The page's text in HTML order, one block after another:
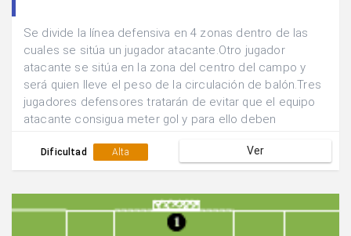
Se divide la línea defensiva en 4 zonas dentro de las
cuales se sitúa un jugador atacante.Otro jugador
atacante se sitúa en la zona del centro del campo y
será quien lleve el peso de la circulación de balón.Tres
jugadores defensores tratarán de evitar que el equipo
atacante consigua meter gol y para ello deben
más cercanas al balón.Defender hasta la finalización de
la jugada.
Dificultad Alta Ver